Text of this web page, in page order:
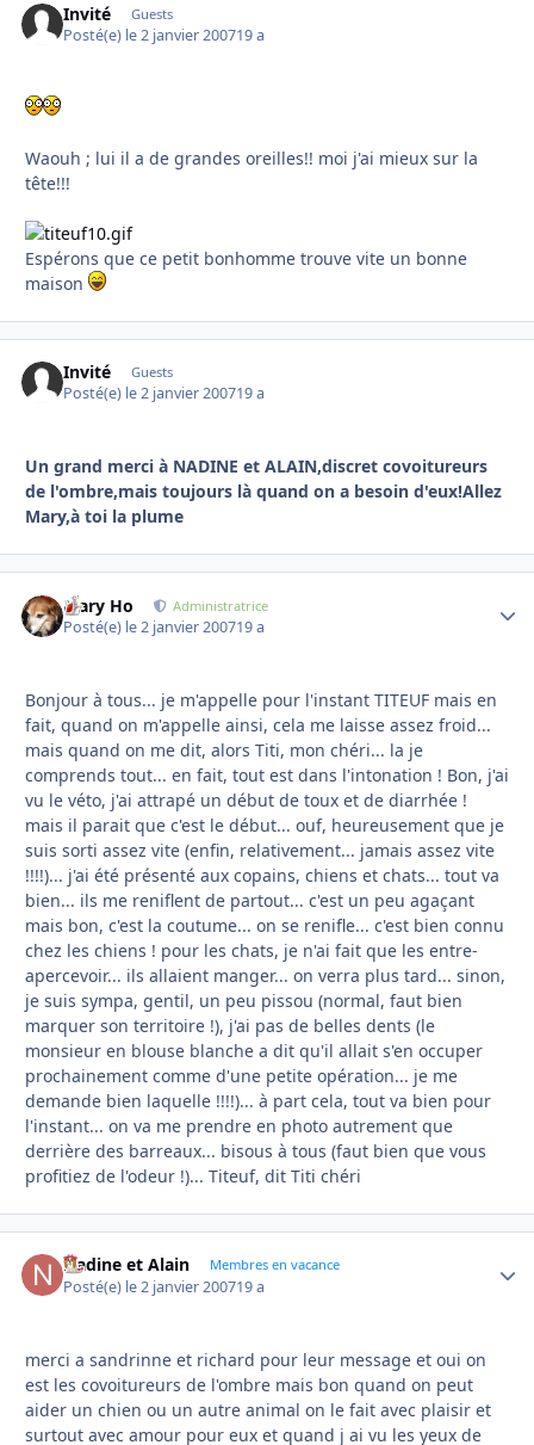
Invité Guests
Posté(e) le 2 janvier 200719 a
Waouh ; lui il a de grandes oreilles!! moi j'ai mieux sur la
tête!!!
Espérons que ce petit bonhomme trouve vite un bonne
maison
Invité Guests
Posté(e) le 2 janvier 200719 a
Un grand merci à NADINE et ALAIN,discret covoitureurs
de l'ombre,mais toujours là quand on a besoin d'eux!Allez
Mary,à toi la plume
Mary Ho Administratrice
Posté(e) le 2 janvier 200719 a
Bonjour à tous... je m'appelle pour l'instant TITEUF mais en
fait, quand on m'appelle ainsi, cela me laisse assez froid...
mais quand on me dit, alors Titi, mon chéri... la je
comprends tout... en fait, tout est dans l'intonation ! Bon, j'ai
vu le véto, j'ai attrapé un début de toux et de diarrhée !
mais il parait que c'est le début... ouf, heureusement que je
suis sorti assez vite (enfin, relativement... jamais assez vite
!!!!)... j'ai été présenté aux copains, chiens et chats... tout va
bien... ils me reniflent de partout... c'est un peu agaçant
mais bon, c'est la coutume... on se renifle... c'est bien connu
chez les chiens ! pour les chats, je n'ai fait que les entre-
apercevoir... ils allaient manger... on verra plus tard... sinon,
je suis sympa, gentil, un peu pissou (normal, faut bien
marquer son territoire !), j'ai pas de belles dents (le
monsieur en blouse blanche a dit qu'il allait s'en occuper
prochainement comme d'une petite opération... je me
demande bien laquelle !!!!)... à part cela, tout va bien pour
l'instant... on va me prendre en photo autrement que
derrière des barreaux... bisous à tous (faut bien que vous
profitiez de l'odeur !)... Titeuf, dit Titi chéri
Nadine et Alain Membres en vacance
Posté(e) le 2 janvier 200719 a
merci a sandrinne et richard pour leur message et oui on
est les covoitureurs de l'ombre mais bon quand on peut
aider un chien ou un autre animal on le fait avec plaisir et
surtout avec amour pour eux et quand j ai vu les yeux de